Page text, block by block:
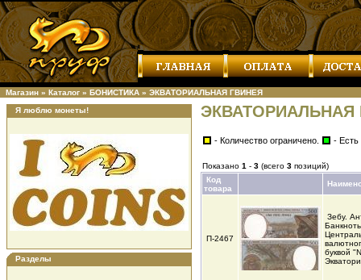
Магазин » Каталог » БОНИСТИКА » ЭКВАТОРИАЛЬНАЯ ГВИНЕЯ
Я люблю монеты!
Разделы
ЭКВАТОРИАЛЬНАЯ
- Количество ограничено. - Есть
Показано 1 - 3 (всего 3 позиций)
Код
товара
П-2467
Зебу.
буквой